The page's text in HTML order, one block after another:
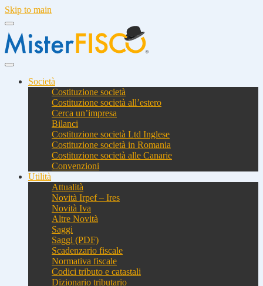
Skip to main
Società
Costituzione società
Costituzione società all’estero
Cerca un’impresa
Bilanci
Costituzione società Ltd Inglese
Costituzione società in Romania
Costituzione società alle Canarie
Convenzioni
Utilità
Attualità
Novità Irpef – Ires
Novità Iva
Altre Novità
Saggi
Saggi (PDF)
Scadenzario fiscale
Normativa fiscale
Codici tributo e catastali
Dizionario tributario